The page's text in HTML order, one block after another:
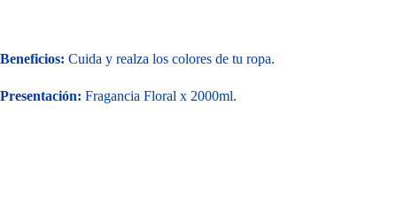
Beneficios: Cuida y realza los colores de tu ropa.
Presentación: Fragancia Floral x 2000ml.